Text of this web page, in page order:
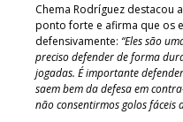
Chema Rodríguez destacou
ponto forte e afirma que os
defensivamente: “Eles são
preciso defender de forma
jogadas. É importante
saem bem da defesa em
não consentirmos golos fáceis